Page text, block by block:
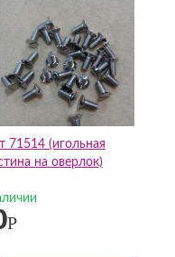
71514 (игольная
на оверлок)
Р